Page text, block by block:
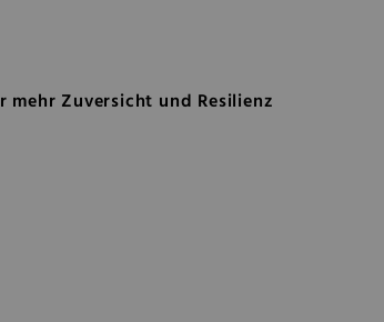
und Resilienz
mehr Zuversicht und Resilienz